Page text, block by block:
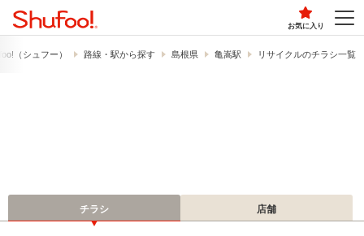
お気に入り
（シュフー） 路線・駅から探す 島根県 亀嵩駅 リサイクルのチラシ一覧
チラシ 店舗